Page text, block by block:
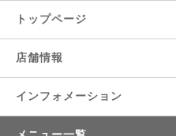
トップページ
店舗情報
インフォメーション